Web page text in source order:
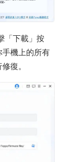
「下載」按
機上的所有
復。